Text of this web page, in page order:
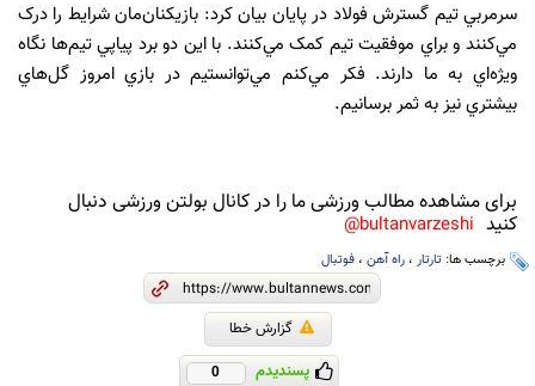
سرمربي تيم گسترش فولاد در پايان بيان کرد: بازيکنان‌مان شرايط را درک
مي‌کنند و براي موفقيت تيم کمک مي‌کنند. با اين دو برد پياپي تيم‌ها نگاه
ويژه‌اي به ما دارند. فکر مي‌کنم مي‌توانستيم در بازي امروز گل‌هاي
بيشتري نيز به ثمر برسانيم.
برای مشاهده مطالب ورزشی ما را در کانال بولتن ورزشی دنبال
کنید bultanvarzeshi@
برچسب ها: تارتار ، راه آهن ، فوتبال
گزارش خطا
پسندیدم 0